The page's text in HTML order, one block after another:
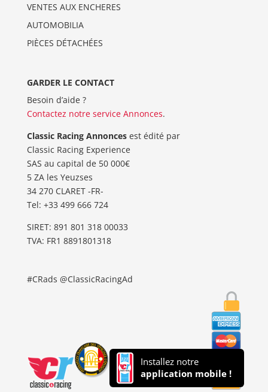
VENTES AUX ENCHERES
AUTOMOBILIA
PIÈCES DÉTACHÉES
GARDER LE CONTACT
Besoin d’aide ?
Contactez notre service Annonces.
Classic Racing Annoncesest édité par
Classic Racing Experience
SAS au capital de 50 000€
5 ZA les Yeuzses
34 270 CLARET -FR-
Tel: ‭+33 499 666 724‬
SIRET: 891 801 318 00033
TVA: FR1 8891801318
#CRads @ClassicRacingAd
Installez notre
application mobile !